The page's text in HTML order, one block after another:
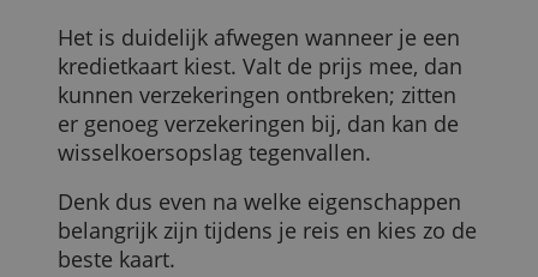
bagage dekt.
Door de hoge limiet en de inbegrepen
verzekeringen zouden beide kaarten
goede keuzes kunnen zijn voor het gezin
uit ons voorbeeld.
Andere kaarten met een hoge limiet